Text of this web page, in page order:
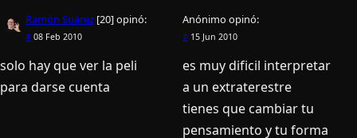
Ramón Suárez [20]opinó:
# 08 Feb 2010
solo hay que ver la peli
para darse cuenta
Anónimo opinó:
#15 Jun 2010
es muy dificil interpretar
a un extraterestre
tienes que cambiar tu
pensamiento y tu forma